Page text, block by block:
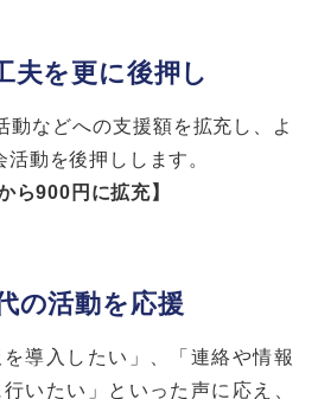
を更に後押し
動などへの支援額を拡充し、よ
動を後押しします。
ら900円に拡充】
の活動を応援
を導入したい」、「連絡や情報
いたい」といった声に応え、